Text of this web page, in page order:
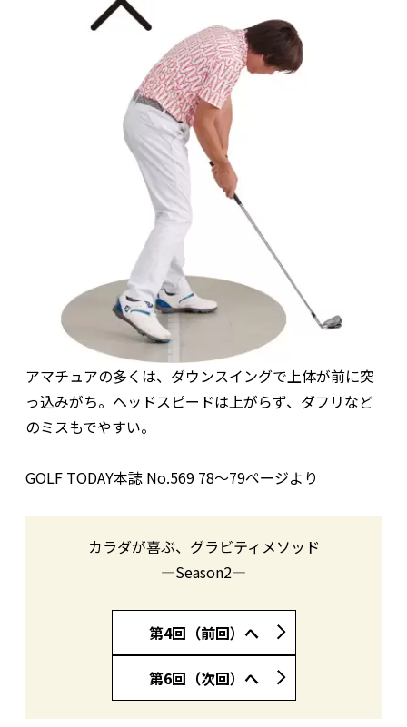
アマチュアの多くは、ダウンスイングで上体が前に突
っ込みがち。ヘッドスピードは上がらず、ダフリなど
のミスもでやすい。
GOLF TODAY本誌 No.569 78〜79ページより
カラダが喜ぶ、グラビティメソッド
―Season2―
第4回（前回）へ
第6回（次回）へ